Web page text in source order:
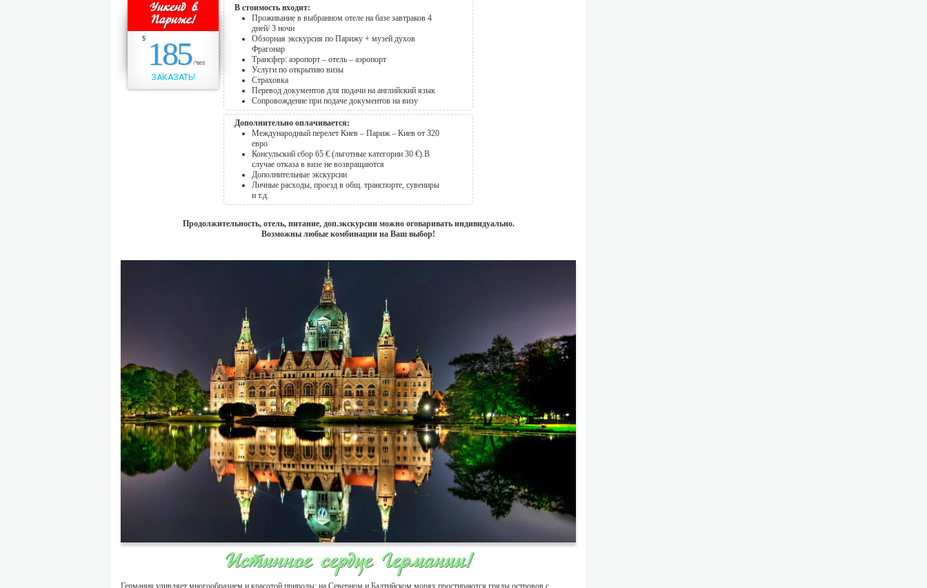
Уикенд в
Париже!
$ 185 /чел
ЗАКАЗАТЬ!
В стоимость входит:
Проживание в выбранном отеле на базе завтраков 4
дней/ 3 ночи
Обзорная экскурсия по Парижу + музей духов
Фрагонар
Трансфер: аэропорт – отель – аэропорт
Услуги по открытию визы
Страховка
Перевод документов для подачи на английский язык
Сопровождение при подаче документов на визу
Дополнительно оплачивается:
Международный перелет Киев – Париж – Киев от 320
евро
Консульский сбор 65 € (льготные категории 30 €).В
случае отказа в визе не возвращаются
Дополнительные экскурсии
Личные расходы, проезд в общ. транспорте, сувениры
и т.д.
Продолжительность, отель, питание, доп.экскурсии можно оговаривать индивидуально.
Возможны любые комбинации на Ваш выбор!
Истинное сердце Германии!
Германия удивляет многообразием и красотой природы: на Северном и Балтийском морях простираются гряды островов с